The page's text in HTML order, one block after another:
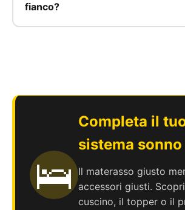
fianco?
🛌
Completa il
sistema sonno
Il materasso giusto
accessori giusti.
cuscino, il topper o il